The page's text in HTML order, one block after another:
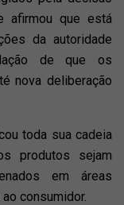
afirmou que está
da autoridade
de que os
nova deliberação
toda sua cadeia
produtos sejam
em áreas
consumidor.